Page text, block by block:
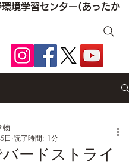
環境学習センター(あったか
ードストライ
物
日 読了時間: 1分